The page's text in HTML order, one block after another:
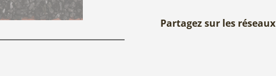
Partagez sur les réseaux